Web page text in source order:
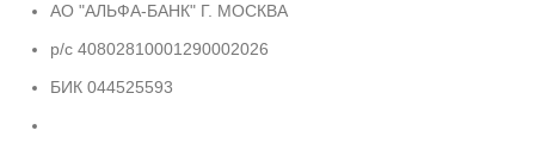
АО "АЛЬФА-БАНК" Г. МОСКВА
р/с 40802810001290002026
БИК 044525593